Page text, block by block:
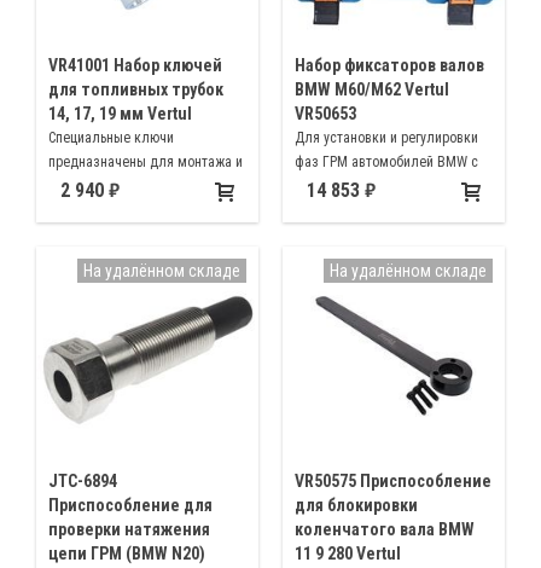
VR41001 Набор ключей
для топливных трубок
14, 17, 19 мм Vertul
Специальные ключи
предназначены для монтажа и
демонтажа гайки крепления
2 940
Набор фиксаторов валов
BMW M60/M62 Vertul
VR50653
Для установки и регулировки
фаз ГРМ автомобилей BMW с
бензиновыми двигателями
M62B46
14 853
JTC-6894
Приспособление для
проверки натяжения
цепи ГРМ (BMW N20)
На удалённом складе
VR50575 Приспособление
для блокировки
коленчатого вала BMW
11 9 280 Vertul
На удалённом складе